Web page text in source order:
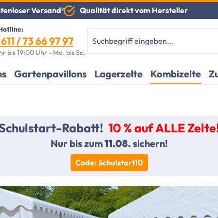
Versand² Qualität direkt vom Hersteller
/ 73 66 97 97
bis 19:00 Uhr - Mo. bis Sa.
Gartenpavillons Lagerzelte Kombizelte
Rabatt! 10 % auf ALLE
Nur bis zum11.08.sichern!
Code: Schulstart10